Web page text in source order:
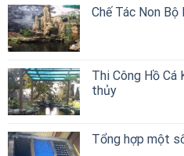
Chế Tác Non
Thi Công Hồ Cá
thủy
Tổng hợp một